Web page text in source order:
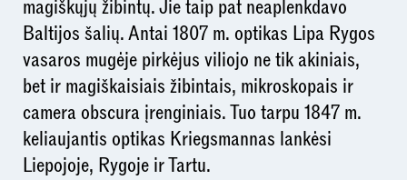
magiškųjų žibintų. Jie taip pat neaplenkdavo
Baltijos šalių. Antai 1807 m. optikas Lipa Rygos
vasaros mugėje pirkėjus viliojo ne tik akiniais,
bet ir magiškaisiais žibintais, mikroskopais ir
camera obscura įrenginiais. Tuo tarpu 1847 m.
keliaujantis optikas Kriegsmannas lankėsi
Liepojoje, Rygoje ir Tartu.